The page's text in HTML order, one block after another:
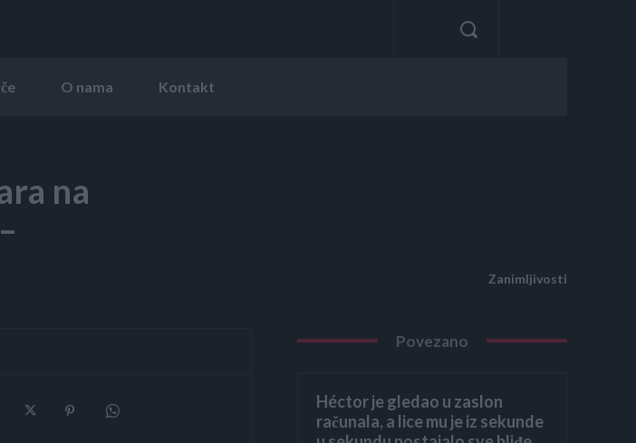
O nama Kontakt
na
Zanimljivosti
Povezano
Héctor je gledao u zaslon
računala, a lice mu je iz sekunde